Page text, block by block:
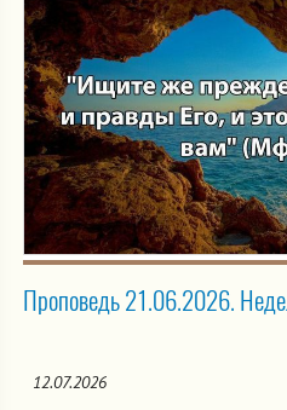
Проповедь 21.06.2026.
12.07.2026